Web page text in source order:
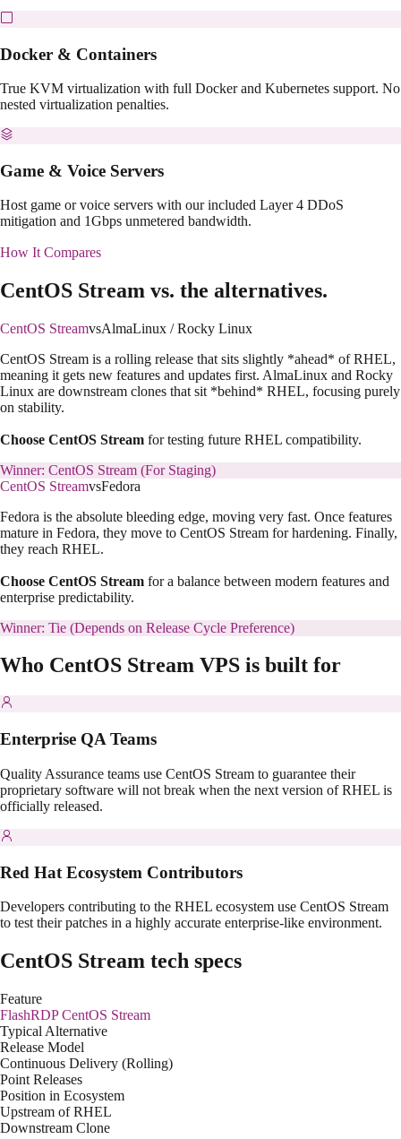
Docker & Containers
True KVM virtualization with full Docker and Kubernetes support. No
nested virtualization penalties.
Game & Voice Servers
Host game or voice servers with our included Layer 4 DDoS
mitigation and 1Gbps unmetered bandwidth.
How It Compares
CentOS Stream vs. the alternatives.
CentOS StreamvsAlmaLinux / Rocky Linux
CentOS Stream is a rolling release that sits slightly *ahead* of RHEL,
meaning it gets new features and updates first. AlmaLinux and Rocky
Linux are downstream clones that sit *behind* RHEL, focusing purely
on stability.
Choose CentOS Stream for testing future RHEL compatibility.
Winner: CentOS Stream (For Staging)
CentOS StreamvsFedora
Fedora is the absolute bleeding edge, moving very fast. Once features
mature in Fedora, they move to CentOS Stream for hardening. Finally,
they reach RHEL.
Choose CentOS Stream for a balance between modern features and
enterprise predictability.
Winner: Tie (Depends on Release Cycle Preference)
Who CentOS Stream VPS is built for
Enterprise QA Teams
Quality Assurance teams use CentOS Stream to guarantee their
proprietary software will not break when the next version of RHEL is
officially released.
Red Hat Ecosystem Contributors
Developers contributing to the RHEL ecosystem use CentOS Stream
to test their patches in a highly accurate enterprise-like environment.
CentOS Stream tech specs
Feature
FlashRDPCentOS Stream
Typical Alternative
Release Model
Continuous Delivery (Rolling)
Point Releases
Position in Ecosystem
Upstream of RHEL
Downstream Clone